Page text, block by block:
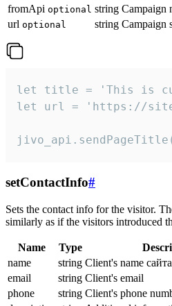
fromApi optional string Campaign
url optional string Campaign
let title = 'This is
let url = 'https://
setContactInfo#
Sets the contact info for the visitor.
similarly as if the visitors introduced
Name Type
name
string Client's name сайта
email
string Client's email
phone
string Client's phone